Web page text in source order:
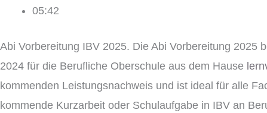
05:42
Abi Vorbereitung IBV 2025. Die Abi Vorbereitung
2024 für die Berufliche Oberschule aus dem Hause
kommenden Leistungsnachweis und ist ideal für alle
kommende Kurzarbeit oder Schulaufgabe in IBV an